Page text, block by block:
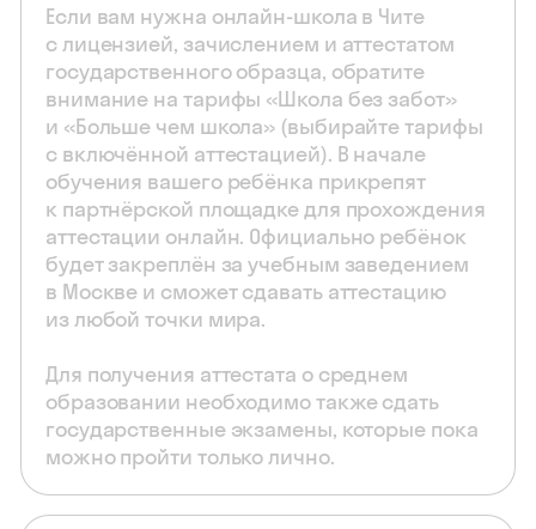
Если вам нужна онлайн-школа в Чите
с лицензией, зачислением и аттестатом
государственного образца, обратите
внимание на тарифы «Школа без забот»
и «Больше чем школа» (выбирайте тарифы
с включённой аттестацией). В начале
обучения вашего ребёнка прикрепят
к партнёрской площадке для прохождения
аттестации онлайн. Официально ребёнок
будет закреплён за учебным заведением
в Москве и сможет сдавать аттестацию
из любой точки мира.
Для получения аттестата о среднем
образовании необходимо также сдать
государственные экзамены, которые пока
можно пройти только лично.